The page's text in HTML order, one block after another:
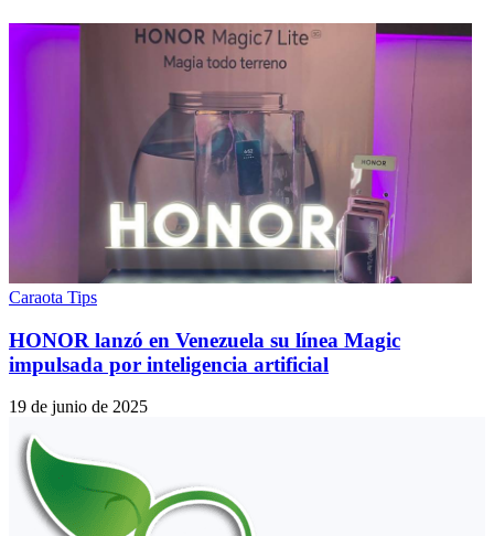
Caraota Tips
HONOR lanzó en Venezuela su línea Magic
impulsada por inteligencia artificial
19 de junio de 2025